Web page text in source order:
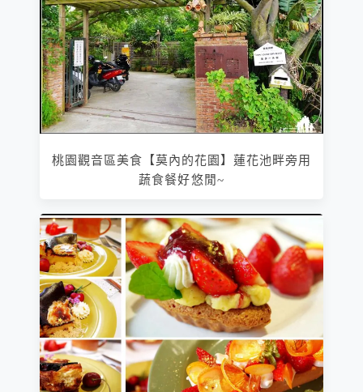
桃園觀音區美食【莫內的花園】蓮花池畔旁用
蔬食餐好悠閒~